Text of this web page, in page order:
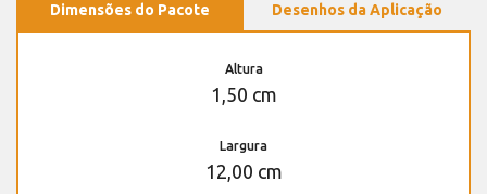
Dimensões do Pacote Desenhos da Aplicação
Altura
1,50 cm
Largura
12,00 cm